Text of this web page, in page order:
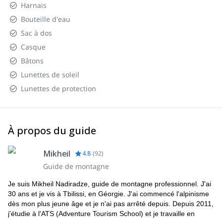
Harnais
Bouteille d'eau
Sac à dos
Casque
Bâtons
Lunettes de soleil
Lunettes de protection
À propos du guide
Mikheil 4.8 (92)
Guide de montagne
Je suis Mikheil Nadiradze, guide de montagne professionnel. J'ai
30 ans et je vis à Tbilissi, en Géorgie. J'ai commencé l'alpinisme
dès mon plus jeune âge et je n'ai pas arrêté depuis. Depuis 2011,
j'étudie à l'ATS (Adventure Tourism School) et je travaille en